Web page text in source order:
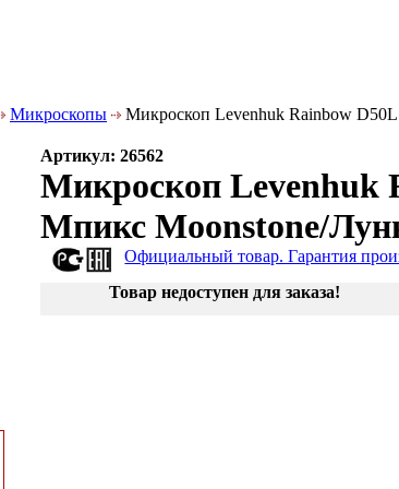
Микроскопы Микроскоп Levenhuk Rainbow
Артикул: 26562
Микроскоп Levenhuk
Мпикс Moonstone/
Официальный товар. Гарантия
Товар недоступен для заказа!